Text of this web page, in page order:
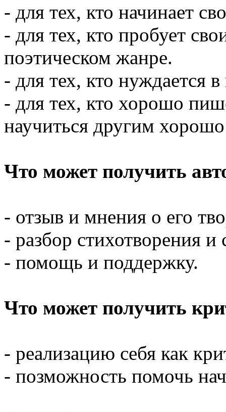
- для тех, кто начинает
- для тех, кто пробует
поэтическом жанре.
- для тех, кто нуждается
- для тех, кто хорошо
научиться другим
Что может получить
- отзыв и мнения о его
- разбор стихотворения
- помощь и поддержку.
Что может получить
- реализацию себя как
- позможность помочь